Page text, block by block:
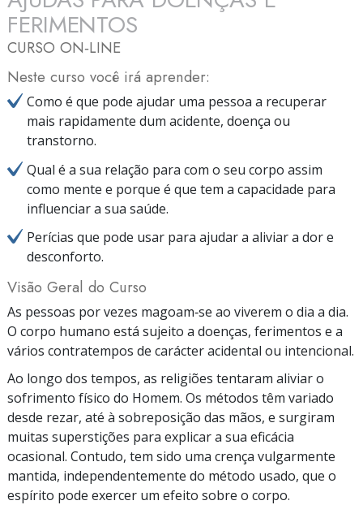
FERIMENTOS
CURSO ON‑LINE
Neste curso você irá aprender:
Como é que pode ajudar uma pessoa a recuperar
mais rapidamente dum acidente, doença ou
transtorno.
Qual é a sua relação para com o seu corpo assim
como mente e porque é que tem a capacidade para
influenciar a sua saúde.
Perícias que pode usar para ajudar a aliviar a dor e
desconforto.
Visão Geral do Curso
As pessoas por vezes magoam‑se ao viverem o dia a dia.
O corpo humano está sujeito a doenças, ferimentos e a
vários contratempos de carácter acidental ou intencional.
Ao longo dos tempos, as religiões tentaram aliviar o
sofrimento físico do Homem. Os métodos têm variado
desde rezar, até à sobreposição das mãos, e surgiram
muitas superstições para explicar a sua eficácia
ocasional. Contudo, tem sido uma crença vulgarmente
mantida, independentemente do método usado, que o
espírito pode exercer um efeito sobre o corpo.